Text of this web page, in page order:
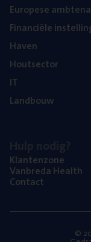
Euro­pe­se
Finan­ci­ë­le
Haven
Hout­sec­tor
IT
Land­bouw
Klan­ten­zo­ne
Van­b­re­da Health
Con­tact
©